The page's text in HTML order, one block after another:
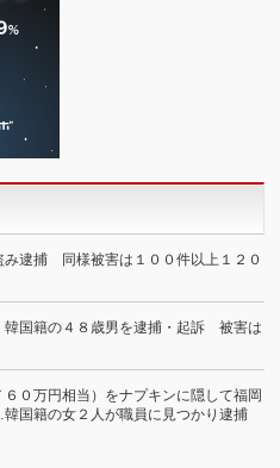
み逮捕 同様被害は１００件以上１２０
国籍の４８歳男を逮捕・起訴 被害は
０万円相当）をナプキンに隠して福岡
国籍の女２人が職員に見つかり逮捕